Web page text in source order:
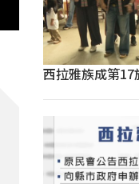
西拉雅族成第17